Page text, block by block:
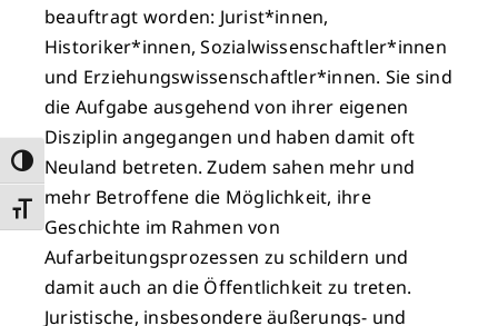
Umschalten auf hohe Kontraste
Schrift vergrößern
beauftragt worden: Jurist*innen,
Historiker*innen, Sozialwissenschaftler*innen
und Erziehungswissenschaftler*innen. Sie sind
die Aufgabe ausgehend von ihrer eigenen
Disziplin angegangen und haben damit oft
Neuland betreten. Zudem sahen mehr und
mehr Betroffene die Möglichkeit, ihre
Geschichte im Rahmen von
Aufarbeitungsprozessen zu schildern und
damit auch an die Öffentlichkeit zu treten.
Juristische, insbesondere äußerungs- und